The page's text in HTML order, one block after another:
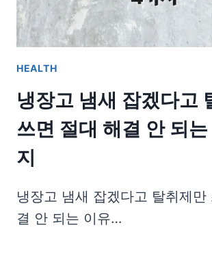
HEALTH
냉장고 냄새 잡겠다고
쓰면 절대 해결 안 되
지
냉장고 냄새 잡겠다고 탈취제만
결 안 되는 이유…